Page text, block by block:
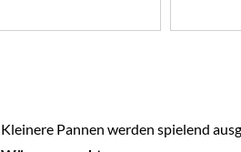
Kleinere Pannen werden spielend